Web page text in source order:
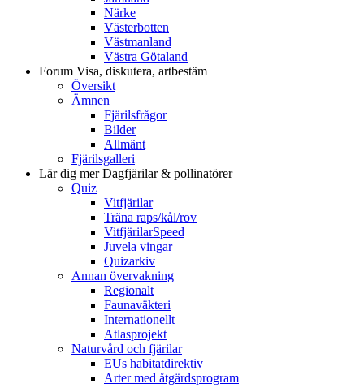
Närke
Västerbotten
Västmanland
Västra Götaland
Forum Visa, diskutera, artbestäm
Översikt
Ämnen
Fjärilsfrågor
Bilder
Allmänt
Fjärilsgalleri
Lär dig merDagfjärilar & pollinatörer
Quiz
Vitfjärilar
Träna raps/kål/rov
VitfjärilarSpeed
Juvela vingar
Quizarkiv
Annan övervakning
Regionalt
Faunaväkteri
Internationellt
Atlasprojekt
Naturvård och fjärilar
EUs habitatdirektiv
Arter med åtgärdsprogram